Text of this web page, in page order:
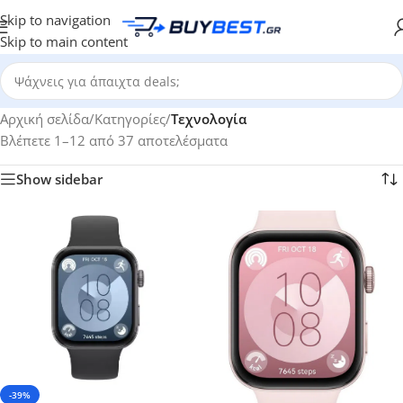
Skip to navigation
Skip to main content
Αρχική σελίδα/Κατηγορίες/Τεχνολογία
Βλέπετε 1–12 από 37 αποτελέσματα
Show sidebar
-39%